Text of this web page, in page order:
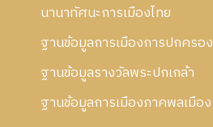
นานาทัศนะการเมืองไทย
ฐานข้อมูลการเมืองการปกครอง
ฐานข้อมูลรางวัลพระปกเกล้า
ฐานข้อมูลการเมืองภาคพลเมือง